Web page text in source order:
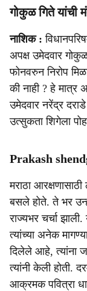
गोकुळ गिते यांची
नाशिक :
अपक्ष उमेदवार
फोनवरुन निरोप
की नाही ? हे मात्र
उमेदवार नरेंद्र
उत्सुकता शिगेला
Prakash
मराठा
बसले होते. ते भर
राज्यभर चर्चा
त्यांच्या अनेक
दिलेले आहे, त्यांना
त्यांनी केली होती.
आक्रमक पवित्रा